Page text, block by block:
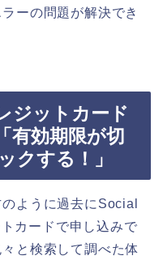
ーの問題が解決でき
ジットカード
有効期限が切
クする！」
ように過去にSocial
カードで申し込みで
と検索して調べた体